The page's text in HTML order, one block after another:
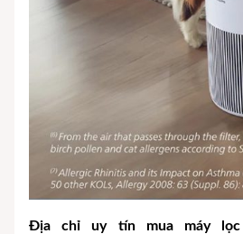
Địa chỉ uy tín mua máy lọc